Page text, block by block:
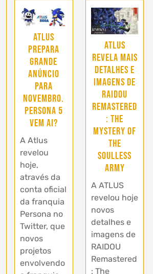
Atlus
prepara
grande
anúncio
para
Novembro.
Persona 5
vem ai?
A Atlus
revelou
hoje,
através da
conta oficial
da franquia
Persona no
Twitter, que
novos
projetos
envolvendo
ATLUS
revela mais
detalhes e
imagens de
RAIDOU
Remastered
: The
Mystery of
the
Soulless
Army
A ATLUS
revelou hoje
novos
detalhes e
imagens de
RAIDOU
Remastered
: The